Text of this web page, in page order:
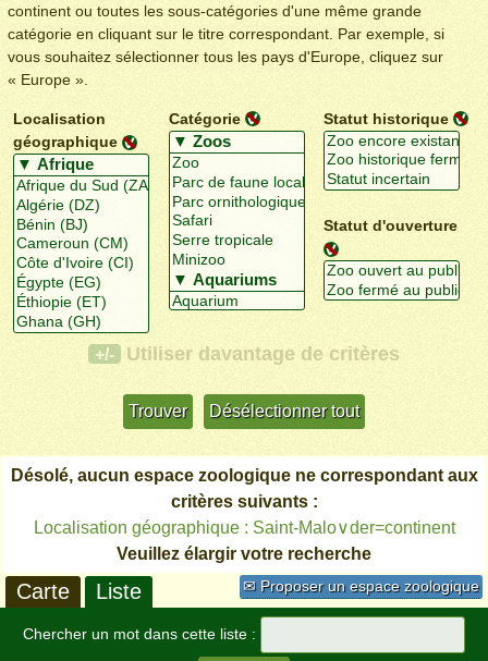
continent ou toutes les sous-catégories d'une même grande
catégorie en cliquant sur le titre correspondant. Par exemple, si
vous souhaitez sélectionner tous les pays d'Europe, cliquez sur
« Europe ».
Localisation
géographique
Catégorie Statut historique
Statut d'ouverture
+/- Utiliser davantage de critères
Désolé, aucun espace zoologique ne correspondant aux
critères suivants :
Localisation géographique : Saint-Malo∨der=continent
Veuillez élargir votre recherche
✉ Proposer un espace zoologique
Carte Liste
Chercher un mot dans cette liste :